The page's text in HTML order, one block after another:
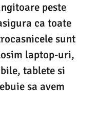
peste
ca toate
sunt
laptop-uri,
tablete si
sa avem